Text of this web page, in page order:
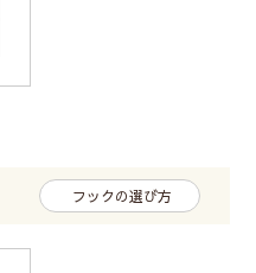
フックの選び方